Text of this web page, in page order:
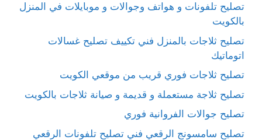
تصليح تلفونات و هواتف وجوالات و موبايلات في المنزل
بالكويت
تصليح ثلاجات بالمنزل فني تكييف تصليح غسالات
اتوماتيك
تصليح ثلاجات فوري قريب من موقعي الكويت
تصليح ثلاجة مستعملة و قديمة و صيانة ثلاجات بالكويت
تصليح جوالات الفروانية فوري
تصليح سامسونج الرقعي فني تصليح تلفونات الرقعي